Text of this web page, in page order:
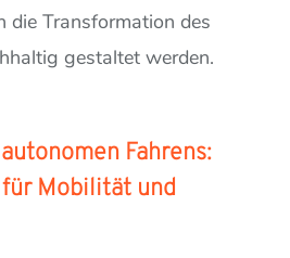
die Transformation des
gestaltet werden.
Fahrens:
Mobilität und